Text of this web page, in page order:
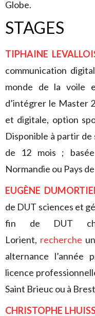
Globe.
STAGES
TIPHAINE
communication
monde de la voile
d’intégrer le Master
et digitale, option
Disponible à partir
de 12 mois ;
Normandie ou Pays
EUGÈNE
de DUT sciences et
fin de DUT
Lorient, recherche
alternance l’année
licence
Saint Brieuc ou à
CHRISTOPHE